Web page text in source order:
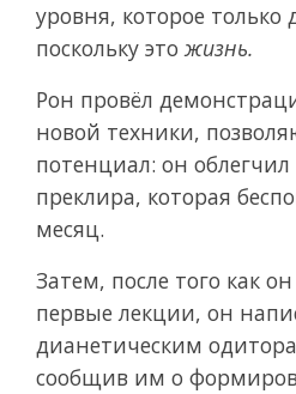
уровня, которое только
поскольку этожизнь.
Рон провёл
новой техники,
потенциал: он
преклира, которая
месяц.
Затем, после того как
первые лекции, он
дианетическим
сообщив им о